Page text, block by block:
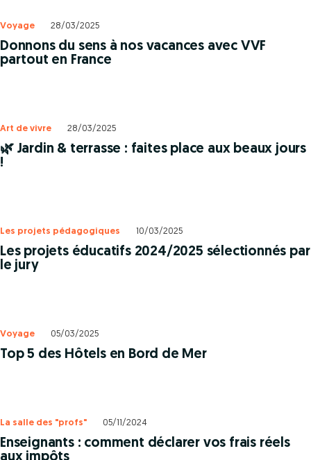
Voyage 28/03/2025
Donnons du sens à nos vacances avec VVF
partout en France
Art de vivre 28/03/2025
🌿 Jardin & terrasse : faites place aux beaux jours
!
Les projets pédagogiques 10/03/2025
Les projets éducatifs 2024/2025 sélectionnés par
le jury
Voyage 05/03/2025
Top 5 des Hôtels en Bord de Mer
La salle des "profs" 05/11/2024
Enseignants : comment déclarer vos frais réels
aux impôts